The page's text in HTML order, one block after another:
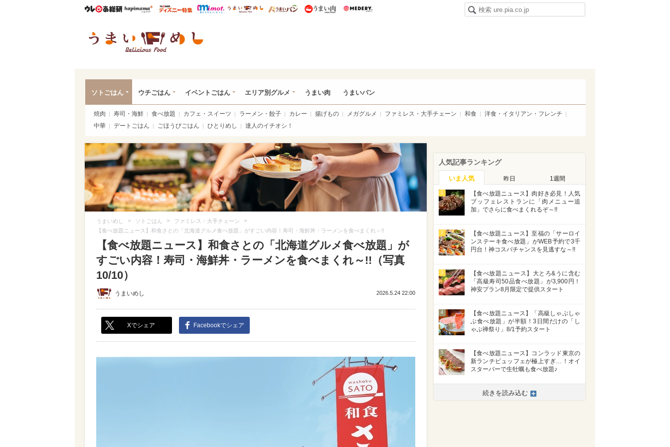
ウレぴあ総研ハピママ* ウレぴあ総研 ディズニー特集
mimot. うまいめし うまいパン うまい肉
ソトごはん ウチごはん イベントごはん エリア別グルメ うまい肉 うまいパン
焼肉 寿司・海鮮 食べ放題 カフェ・スイーツ ラーメン・餃子 カレー 揚げもの メガグルメ ファミレス・大手チェーン 和食
洋食・イタリアン・フレンチ
中華
デートごはん ごほうびごはん ひとりめし 達人のイチオシ！
うまいめし > ソトごはん > ファミレス・大手チェーン >
【食べ放題ニュース】和食さとの「北海道グルメ食べ放題」がすごい内容！寿司・海鮮丼・ラーメンを食べまくれ～!!
【食べ放題ニュース】和食さとの「北海道グルメ食べ放題」が
すごい内容！寿司・海鮮丼・ラーメンを食べまくれ～!!（写真
10/10）
うまいめし 2026.5.24 22:00
Xでシェア Facebookでシェア
人気記事ランキング
いま人気 昨日 1週間
1
【食べ放題ニュース】肉好き必見！人気
ブッフェレストランに「肉メニュー追
加」でさらに食べまくれるぞ～!!
2
【食べ放題ニュース】至福の「サーロイ
ンステーキ食べ放題」がWEB予約で3千
円台！神コスパチャンスを見逃すな～!!
3
【食べ放題ニュース】大とろ&うに含む
「高級寿司50品食べ放題」が3,900円！
神安プラン8月限定で提供スタート
4
【食べ放題ニュース】「高級しゃぶしゃ
ぶ食べ放題」が半額！3日間だけの「し
ゃぶ禅祭り」8/1予約スタート
5
【食べ放題ニュース】コンラッド東京の
新ランチビュッフェが極上すぎ…！オイ
スターバーで生牡蠣も食べ放題♪
続きを読み込む